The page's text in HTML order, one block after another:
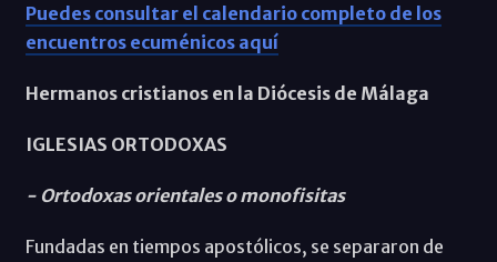
Puedes consultar el calendario completo de los
encuentros ecuménicos aquí
Hermanos cristianos en la Diócesis de Málaga
IGLESIAS ORTODOXAS
- Ortodoxas orientales o monofisitas
Fundadas en tiempos apostólicos, se separaron de